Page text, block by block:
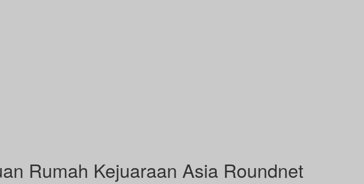
Rumah Kejuaraan Asia Roundnet